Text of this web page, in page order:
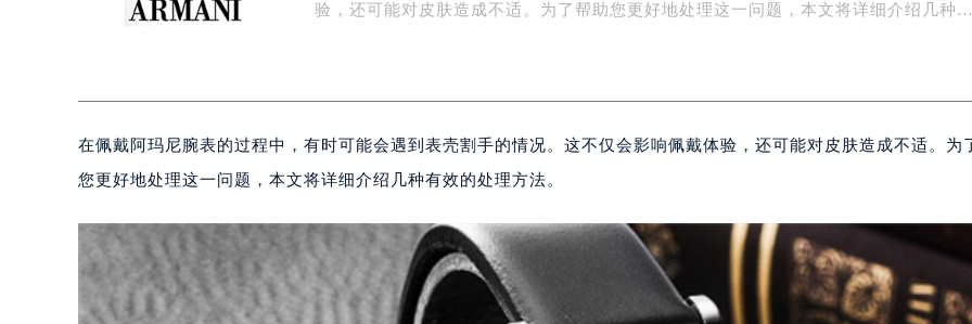
验，还可能对皮肤造成不适。为了帮助您更好地处理这一问题，本文将详细介绍几种…
在佩戴阿玛尼腕表的过程中，有时可能会遇到表壳割手的情况。这不仅会影响佩戴体验，还可能对皮肤造成不适。为
您更好地处理这一问题，本文将详细介绍几种有效的处理方法。